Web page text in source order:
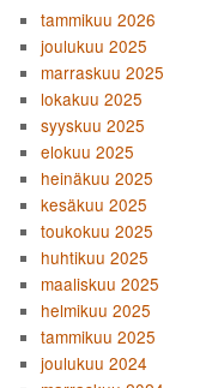
tammikuu 2026
joulukuu 2025
marraskuu 2025
lokakuu 2025
syyskuu 2025
elokuu 2025
heinäkuu 2025
kesäkuu 2025
toukokuu 2025
huhtikuu 2025
maaliskuu 2025
helmikuu 2025
tammikuu 2025
joulukuu 2024